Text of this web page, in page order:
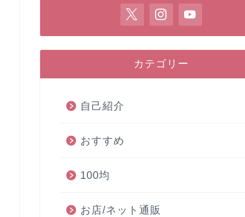
カテゴリー
自己紹介
おすすめ
100均
お店/ネット通販